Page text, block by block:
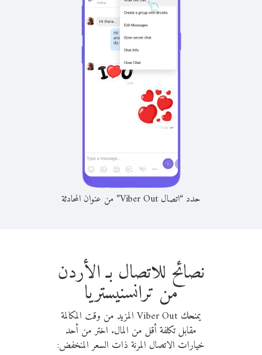
حدد “اتصال Viber Out” من عنوان المحادثة
نصائح للاتصال بـ الأردن
من ترانسنيستريا
يمنحك Viber Out المزيد من وقت المكالمة
مقابل تكلفة أقل من المال. اختر من أحد
خيارات الاتصال المرنة ذات السعر المنخفض: